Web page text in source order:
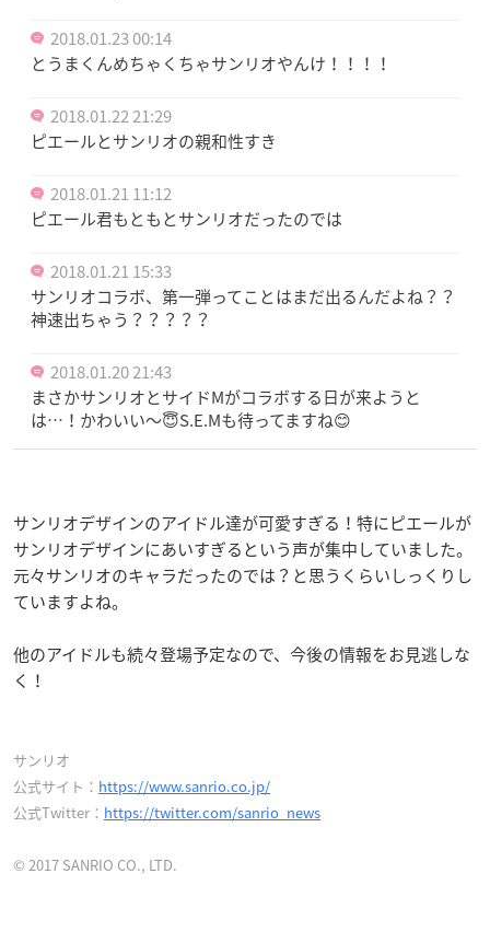
2018.01.23 00:14
とうまくんめちゃくちゃサンリオやんけ！！！！
2018.01.22 21:29
ピエールとサンリオの親和性すき
2018.01.21 11:12
ピエール君もともとサンリオだったのでは
2018.01.21 15:33
サンリオコラボ、第一弾ってことはまだ出るんだよね？？
神速出ちゃう？？？？？
2018.01.20 21:43
まさかサンリオとサイドMがコラボする日が来ようと
は…！かわいい～😇S.E.Mも待ってますね😊
サンリオデザインのアイドル達が可愛すぎる！特にピエールが
サンリオデザインにあいすぎるという声が集中していました。
元々サンリオのキャラだったのでは？と思うくらいしっくりし
ていますよね。
他のアイドルも続々登場予定なので、今後の情報をお見逃しな
く！
サンリオ
公式サイト： https://www.sanrio.co.jp/
公式Twitter： https://twitter.com/sanrio_news
© 2017 SANRIO CO., LTD.